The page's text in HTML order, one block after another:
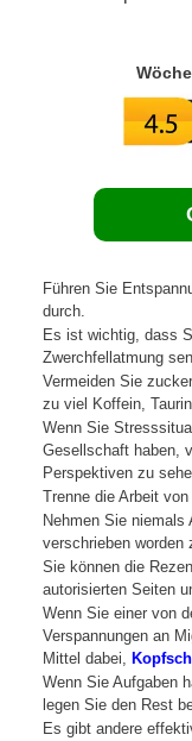
Führen Sie
durch.
Es ist wichtig, dass
Zwerchfellatmung
Vermeiden Sie
zu viel Koffein,
Wenn Sie
Gesellschaft haben,
Perspektiven zu
Trenne die Arbeit
Nehmen Sie
verschrieben worden
Sie können die
autorisierten Seiten
Wenn Sie einer von
Verspannungen an
Mittel dabei,
Wenn Sie Aufgaben
legen Sie den Rest
Es gibt andere